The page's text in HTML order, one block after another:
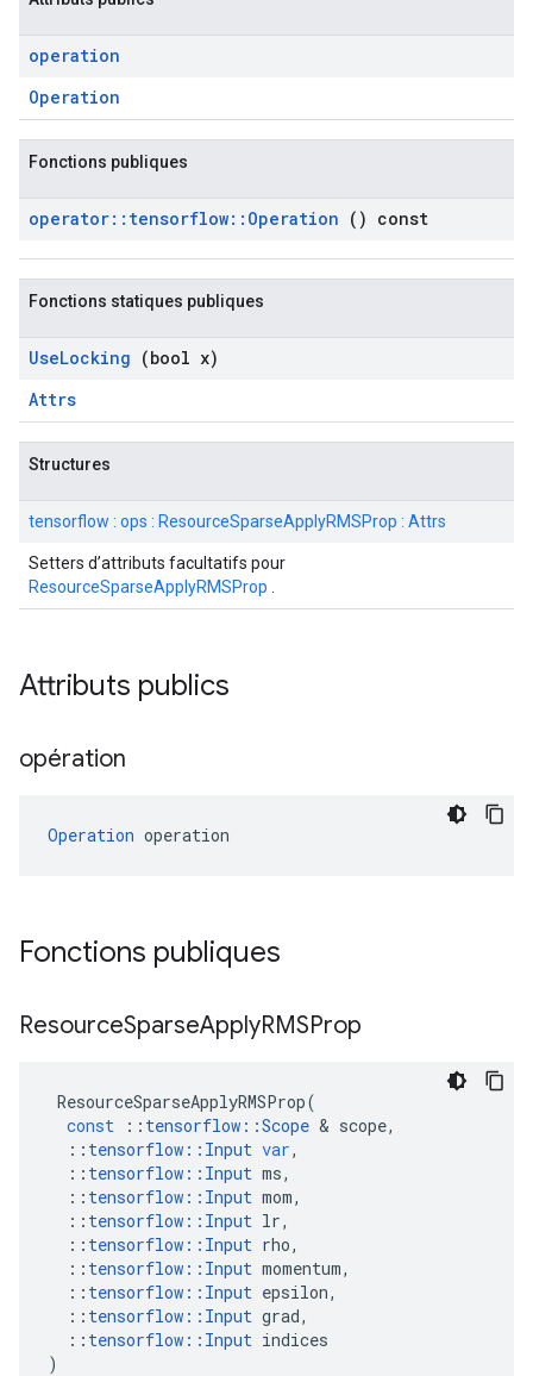
operation
Operation
Fonctions publiques
operator:: tensorflow:: Operation () const
Fonctions statiques publiques
UseLocking (bool x)
Attrs
Structures
tensorflow : ops : ResourceSparseApplyRMSProp : Attrs
Setters d’attributs facultatifs pour
ResourceSparseApplyRMSProp
Attributs publics
opération
Operation operation
Fonctions publiques
ResourceSparseApplyRMSProp
ResourceSparseApplyRMSProp(
const
:: tensorflow ::Scope & scope,
:: tensorflow :: Input var,
:: tensorflow :: Input ms,
:: tensorflow :: Input mom,
:: tensorflow :: Input lr,
:: tensorflow :: Input rho,
:: tensorflow :: Input momentum,
:: tensorflow :: Input epsilon,
:: tensorflow :: Input grad,
:: tensorflow :: Input indices
)